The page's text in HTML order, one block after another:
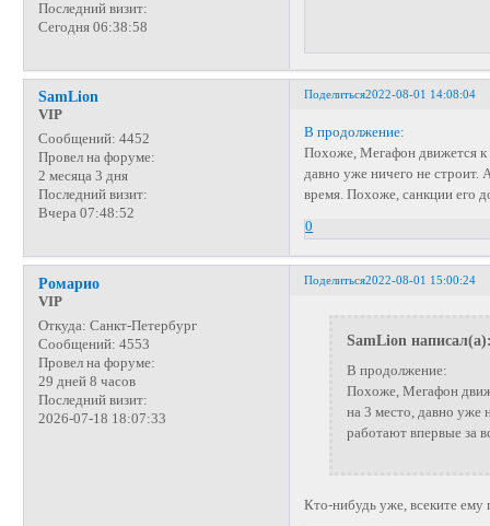
Последний визит:
Сегодня 06:38:58
Поделиться2022-08-01 14:08:04
SamLion
VIP
Сообщений: 4452
Провел на форуме:
2 месяца 3 дня
Последний визит:
Вчера 07:48:52
В продолжение:
Похоже, Мегафон движется к
давно уже ничего не строит.
время. Похоже, санкции его
0
Поделиться2022-08-01 15:00:24
Ромарио
VIP
Откуда: Санкт-Петербург
Сообщений: 4553
Провел на форуме:
29 дней 8 часов
Последний визит:
2026-07-18 18:07:33
SamLion
В продолжение:
Похоже, Мегафон
на 3 место, давно уже
работают впервые за
Кто-нибудь уже, всеките ему